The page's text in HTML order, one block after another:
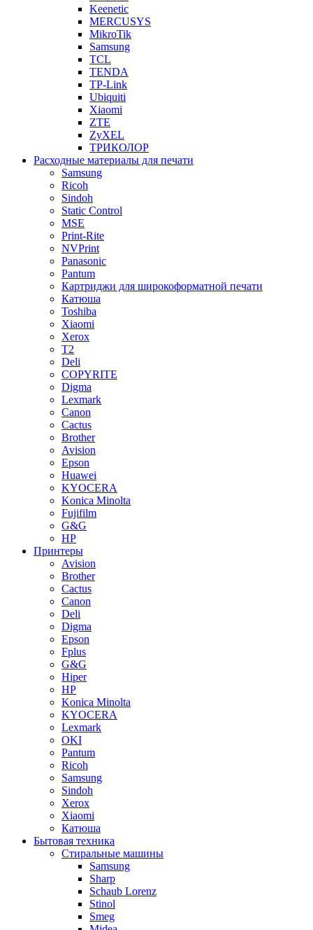
Keenetic
MERCUSYS
MikroTik
Samsung
TCL
TENDA
TP-Link
Ubiquiti
Xiaomi
ZTE
ZyXEL
ТРИКОЛОР
Расходные материалы для печати
Samsung
Ricoh
Sindoh
Static Control
MSE
Print-Rite
NVPrint
Panasonic
Pantum
Картриджи для широкоформатной печати
Катюша
Toshiba
Xiaomi
Xerox
T2
Deli
COPYRITE
Digma
Lexmark
Canon
Cactus
Brother
Avision
Epson
Huawei
KYOCERA
Konica Minolta
Fujifilm
G&G
HP
Принтеры
Avision
Brother
Cactus
Canon
Deli
Digma
Epson
Fplus
G&G
Hiper
HP
Konica Minolta
KYOCERA
Lexmark
OKI
Pantum
Ricoh
Samsung
Sindoh
Xerox
Xiaomi
Катюша
Бытовая техника
Стиральные машины
Samsung
Sharp
Schaub Lorenz
Stinol
Smeg